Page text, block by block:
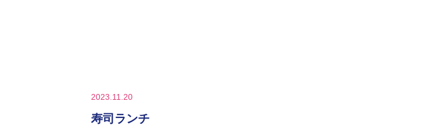
2023.11.20
寿司ランチ